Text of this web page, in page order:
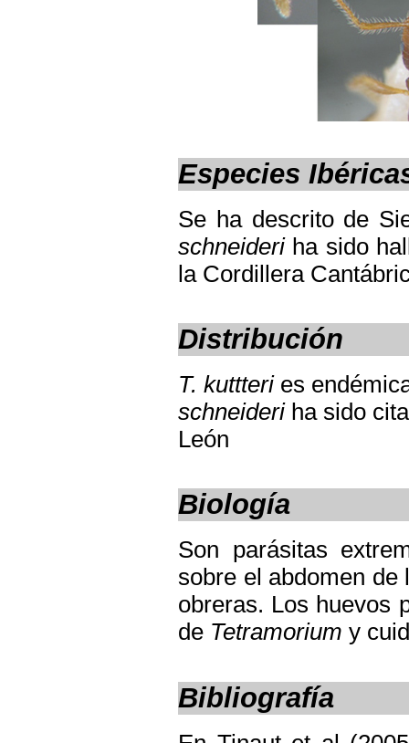
Especies
Se ha descrito de
schneideriha sido
la Cordillera
Distribución
T. kuttteries
schneideri ha sido
León
Biología
Son parásitas
sobre el abdomen de
obreras. Los huevos
de Tetramorium y
Bibliografía